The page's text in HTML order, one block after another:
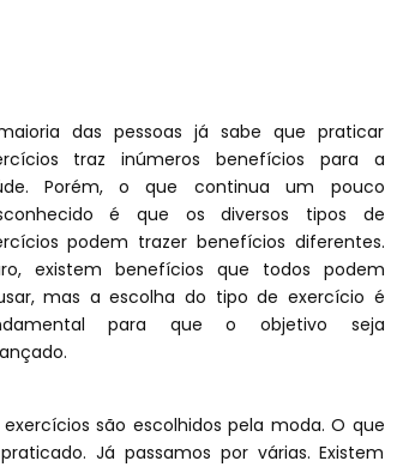
das pessoas já sabe que praticar
traz inúmeros benefícios para a
Porém, o que continua um pouco
é que os diversos tipos de
podem trazer benefícios diferentes.
existem benefícios que todos podem
mas a escolha do tipo de exercício é
para que o objetivo seja
são escolhidos pela moda. O que
Já passamos por várias. Existem